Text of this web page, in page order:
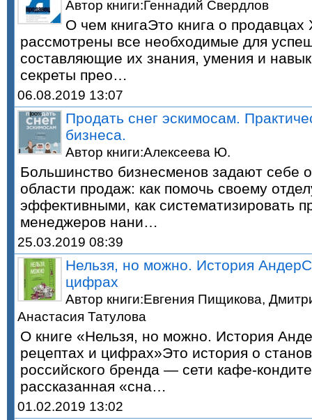
Автор книги:Геннадий Свердлов
О чем книгаЭто книга о
рассмотрены все необходимые для
составляющие их знания, умения и
секреты прео…
06.08.2019 13:07
Продать снег эскимосам.
бизнеса.
Автор книги:Алексеева Ю.
Большинство бизнесменов задают себе
области продаж: как помочь своему
эффективными, как систематизировать
менеджеров нани…
25.03.2019 08:39
Нельзя, но можно. История
цифрах
Автор книги:Евгения Пищикова,
Анастасия Татулова
О книге «Нельзя, но можно. История
рецептах и цифрах»Это история о
российского бренда — сети кафе-
рассказанная «сна…
01.02.2019 13:02